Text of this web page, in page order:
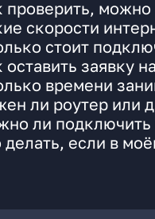
проверить,
скорости
стоит
оставить заявку
времени
ли роутер или
ли подключить
делать, если в